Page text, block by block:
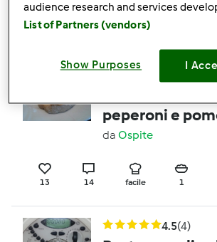
6 27 medio
(4)
peperoni e
da Ospite
13 14 facile 1
4.5(4)
audience research and services
List of Partners (vendors)
Show Purposes I